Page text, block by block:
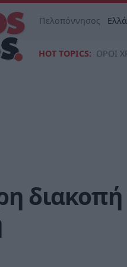
Πελοπόννησος
HOT TOPICS: ΟΡΟΙ